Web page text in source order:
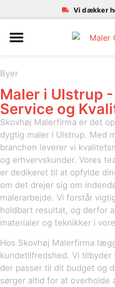
Vi dækker
Byer
Maler i Ulstrup
Service og
Skovhøj Malerfirma er det
dygtig maler i Ulstrup. Med
branchen leverer vi
og erhvervskunder. Vores
er dedikeret til at opfylde
om det drejer sig om
malerarbejde. Vi forstår
holdbart resultat, og derfor
materialer og teknikker i
Hos Skovhøj Malerfirma
kundetilfredshed. Vi
der passer til dit budget og
sørger altid for at overholde